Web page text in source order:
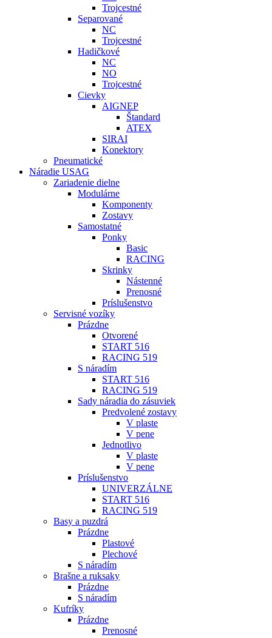
Trojcestné
Separované
NC
Trojcestné
Hadičkové
NC
NO
Trojcestné
Cievky
AIGNEP
Štandard
ATEX
SIRAI
Konektory
Pneumatické
Náradie USAG
Zariadenie dielne
Modulárne
Komponenty
Zostavy
Samostatné
Ponky
Basic
RACING
Skrinky
Nástenné
Prenosné
Príslušenstvo
Servisné vozíky
Prázdne
Otvorené
START 516
RACING 519
S náradím
START 516
RACING 519
Sady náradia do zásuviek
Predvolené zostavy
V plaste
V pene
Jednotlivo
V plaste
V pene
Príslušenstvo
UNIVERZÁLNE
START 516
RACING 519
Basy a puzdrá
Prázdne
Plastové
Plechové
S náradím
Brašne a ruksaky
Prázdne
S náradím
Kufríky
Prázdne
Prenosné